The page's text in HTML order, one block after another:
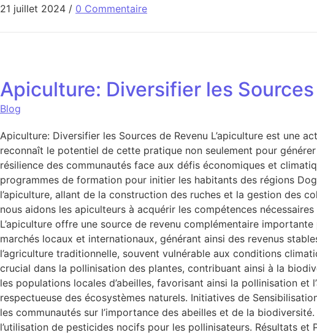
21 juillet 2024 / 0 Commentaire
Apiculture: Diversifier les Sources
Blog
Apiculture: Diversifier les Sources de Revenu L’apiculture est une
reconnaît le potentiel de cette pratique non seulement pour
résilience des communautés face aux défis économiques et
programmes de formation pour initier les habitants des régions
l’apiculture, allant de la construction des ruches et la gestion des
nous aidons les apiculteurs à acquérir les compétences
L’apiculture offre une source de revenu complémentaire
marchés locaux et internationaux, générant ainsi des revenus
l’agriculture traditionnelle, souvent vulnérable aux conditions
crucial dans la pollinisation des plantes, contribuant ainsi à la
les populations locales d’abeilles, favorisant ainsi la pollinisation
respectueuse des écosystèmes naturels. Initiatives de
les communautés sur l’importance des abeilles et de la
l’utilisation de pesticides nocifs pour les pollinisateurs. Résultats